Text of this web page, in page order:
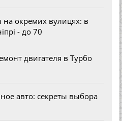
на окремих вулицях: в
- до 70
двигателя в Турбо
авто: секреты выбора